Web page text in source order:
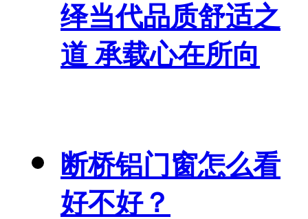
绎当代品质舒适之
道 承载心在所向
断桥铝门窗怎么看
好不好？